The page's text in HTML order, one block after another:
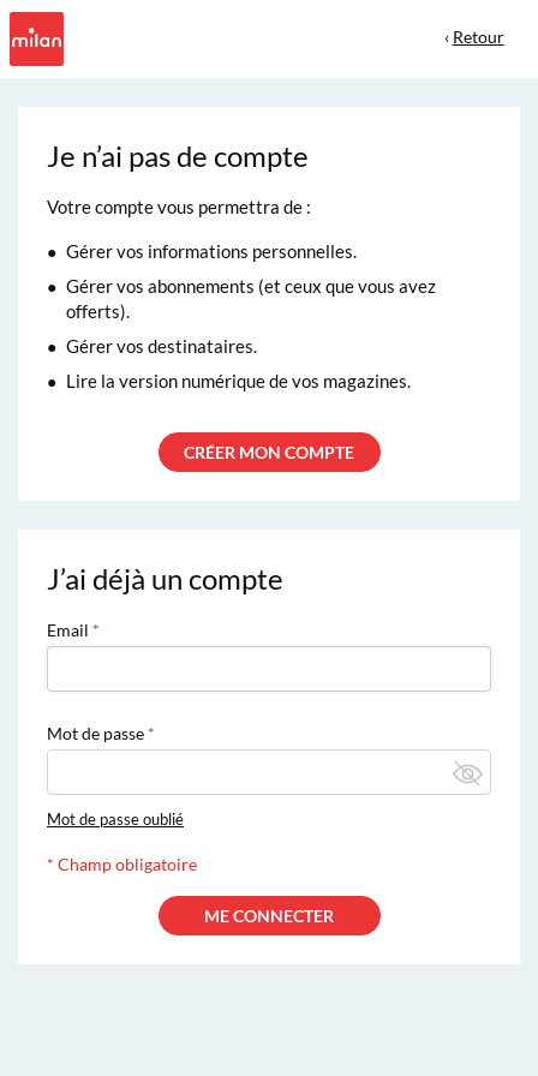
‹ Retour
J’ai déjà un compte
Email
Mot de passe
Mot de passe oublié
* Champ obligatoire
Je n’ai pas de compte
Votre compte vous permettra de :
Gérer vos informations personnelles.
Gérer vos abonnements (et ceux que vous avez
offerts).
Gérer vos destinataires.
Lire la version numérique de vos magazines.
CRÉER MON COMPTE